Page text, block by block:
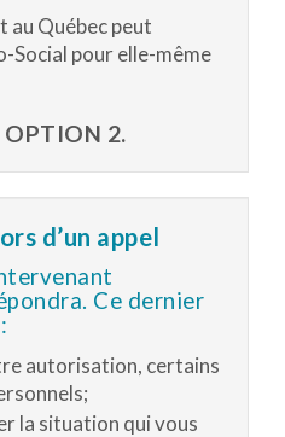
au Québec peut
Social pour elle-même
OPTION 2.
d’un appel
Ce dernier
autorisation, certains
la situation qui vous